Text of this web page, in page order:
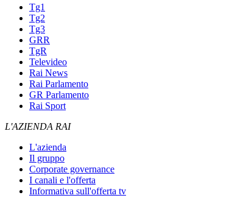
Tg1
Tg2
Tg3
GRR
TgR
Televideo
Rai News
Rai Parlamento
GR Parlamento
Rai Sport
L'AZIENDA RAI
L'azienda
Il gruppo
Corporate governance
I canali e l'offerta
Informativa sull'offerta tv